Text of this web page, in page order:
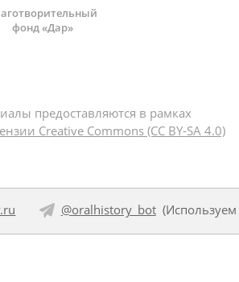
фонд «Дар»
предоставляются в рамках
Creative Commons (CC BY-SA 4.0)
@oralhistory_bot(Используем